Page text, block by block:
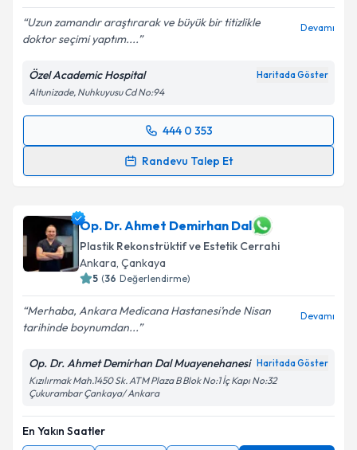
Uzun zamandır araştırarak ve büyük bir titizlikle
doktor seçimi yaptım....
Devamı
Özel Academic Hospital Haritada Göster
Altunizade, Nuhkuyusu Cd No:94
444 0 353
Randevu Talep Et
Randevu Takvimi Talebi
takvim hazırlandığında e-posta ile bilgilendireceğiz.
E-posta Adresiniz
Kişisel verilerimin işlenmesine ilişkin
kapsamda işlenmesini kabul ediyorum.
Takvim Talebini Gönder
Op. Dr. Ahmet Demirhan Dal
Plastik Rekonstrüktif ve Estetik Cerrahi
Ankara, Çankaya
5 (36 Değerlendirme)
Merhaba, Ankara Medicana Hastanesi’nde Nisan
tarihinde boynumdan...
Devamı
Op. Dr. Ahmet Demirhan Dal Muayenehanesi Haritada Göster
Kızılırmak Mah.1450 Sk. ATM Plaza B Blok No:1 İç Kapı No:32
Çukurambar Çankaya/ Ankara
En Yakın Saatler